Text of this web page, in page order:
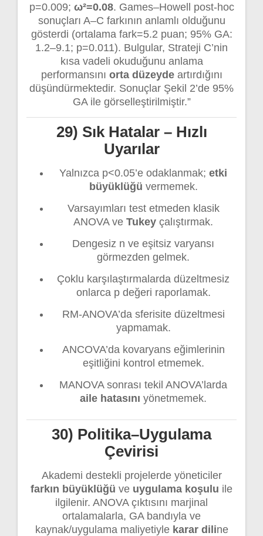
p=0.009; ω²=0.08. Games–Howell post-hoc
sonuçları A–C farkının anlamlı olduğunu
gösterdi (ortalama fark=5.2 puan; 95% GA:
1.2–9.1; p=0.011). Bulgular, Strateji C’nin
kısa vadeli okuduğunu anlama
performansını orta düzeydeartırdığını
düşündürmektedir. Sonuçlar Şekil 2’de 95%
GA ile görselleştirilmiştir.”
29) Sık Hatalar – Hızlı
Uyarılar
Yalnızca p<0.05’e odaklanmak; etki
büyüklüğü vermemek.
Varsayımları test etmeden klasik
ANOVA ve Tukey çalıştırmak.
Dengesiz n ve eşitsiz varyansı
görmezden gelmek.
Çoklu karşılaştırmalarda düzeltmesiz
onlarca p değeri raporlamak.
RM-ANOVA’da sferisite düzeltmesi
yapmamak.
ANCOVA’da kovaryans eğimlerinin
eşitliğini kontrol etmemek.
MANOVA sonrası tekil ANOVA’larda
aile hatasını yönetmemek.
30) Politika–Uygulama
Çevirisi
Akademi destekli projelerde yöneticiler
farkın büyüklüğü ve uygulama koşulu ile
ilgilenir. ANOVA çıktısını marjinal
ortalamalarla, GA bandıyla ve
kaynak/uygulama maliyetiyle karar diline